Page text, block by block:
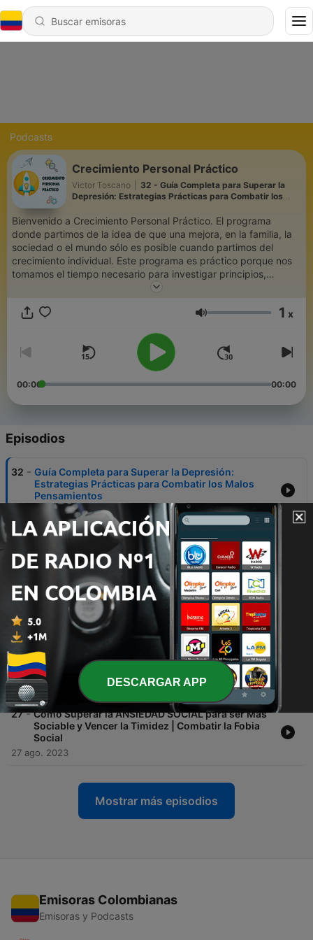
Podcasts
Crecimiento Personal Práctico
Victor Toscano
32 - Guía Completa para Superar la
Depresión: Estrategias Prácticas para Combatir los
Bienvenido a Crecimiento Personal Práctico. El programa
donde partimos de la idea de que una mejora, en la familia, la
sociedad o el mundo sólo es posible cuando partimos del
crecimiento individual. Este programa es práctico porque nos
tomamos el tiempo necesario para investigar principios,
estrategias y modelos mentales que te permitirán asimilar y
ya han explorado a profundidad. Mi objetivo es presentarte
te ayude a ser una mejor persona y lograr mejores resultados
en tu vida.
Volumen 1 x
00:00 00:00
Episodios
32 - Guía Completa para Superar la Depresión:
Estrategias Prácticas para Combatir los Malos
Pensamientos
24 nov. 2023
31 - Como Dejar de Perder el Tiempo y Aumentar tu
PRODUCTIVIDAD (Contenido Extra)
29 oct. 2023
29 -
Cómo Vencer Definitivamente la ANSIEDAD,
Consejos y Técnicas | ¿Qué es Ansiedad? ASÍ
FUNCIONA
03 oct. 2023
- Cómo Manejar el ESTRÉS | 16 Estrategias para
Combatirlo
19 sep. 2023
27 - Cómo Superar la ANSIEDAD SOCIAL para ser Más
Sociable y Vencer la Timidez | Combatir la Fobia
Social
27 ago. 2023
Mostrar más episodios
Emisoras Colombianas
Emisoras y Podcasts
DESCARGAR APP